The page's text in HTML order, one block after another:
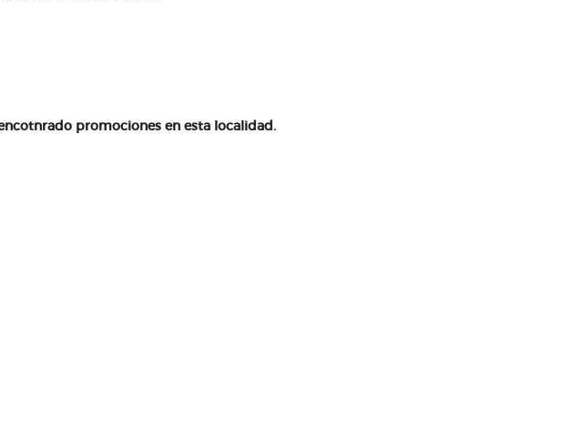
promociones en esta localidad.